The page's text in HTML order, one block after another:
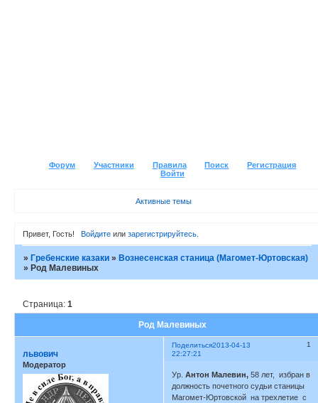
Форум Участники Правила Поиск
Регистрация
Войти
Активные темы
Привет, Гость! Войдитеили зарегистрируйтесь.
»Гребенские казаки »Вознесенская станица (Магомет-Юртовская)
»Род Малевиных
Род Малевиных
Страница:1
Поделиться 1
2013-04-13
22:27:21
львович
Модератор
Ур.Антон Малевин, 58 лет, избран в
должность почетного судьи станицы
Магомет-Юртовской на трехлетие с